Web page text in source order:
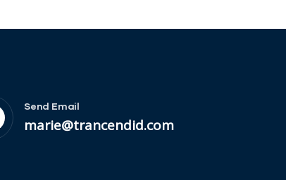
Send Email
marie@trancendid.com